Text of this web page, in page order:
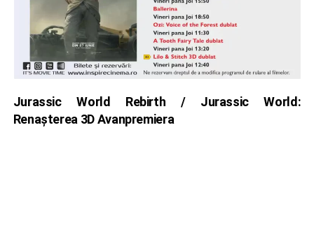
Jurassic World Rebirth / Jurassic World:
Renașterea 3D Avanpremiera